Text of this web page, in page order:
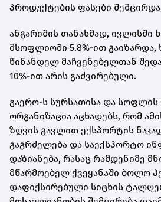
პროდუქტების ფასები
ანგარიშის თანახმად, ივლისში
მსოფლიოში 5.8%-ით
წინანდელ მაჩვენებელთან
10%-ით არის გაძვირებული.
გაერო-ს სურსათისა და სოფლის
ორგანიზაცია აცხადებს, რომ
ზღვის გავლით ექსპორტის
გაგრძელება და საექსპორტო
დაზიანება, რასაც რამდენიმე
მწარმოებელ ქვეყანაში ბოლო
დაფიქსირებული სიცხის